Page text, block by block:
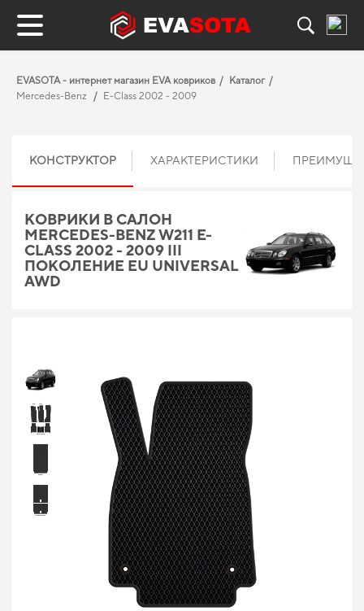
EVASOTA - интернет магазин EVA ковриков
Каталог
Mercedes-Benz
E-Class 2002 - 2009
КОНСТРУКТОР ХАРАКТЕРИСТИКИ
КОВРИКИ В САЛОН
MERCEDES-BENZ W211 E-
CLASS 2002 - 2009 III
ПОКОЛЕНИЕ EU UNIVERSAL
AWD